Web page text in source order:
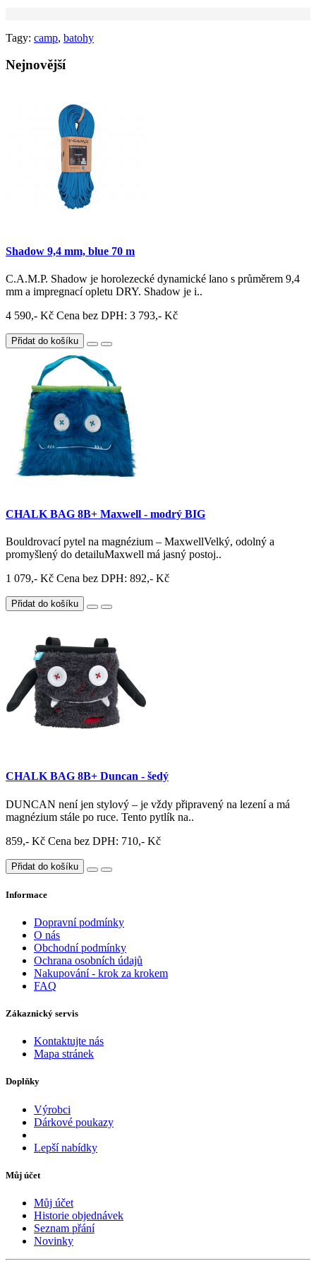
Tagy: camp, batohy
Nejnovější
Shadow 9,4 mm, blue 70 m
C.A.M.P. Shadow je horolezecké dynamické lano s průměrem 9,4
mm a impregnací opletu DRY. Shadow je i..
4 590,- Kč Cena bez DPH: 3 793,- Kč
Přidat do košíku
CHALK BAG 8B+ Maxwell - modrý BIG
Bouldrovací pytel na magnézium – MaxwellVelký, odolný a
promyšlený do detailuMaxwell má jasný postoj..
1 079,- Kč Cena bez DPH: 892,- Kč
Přidat do košíku
CHALK BAG 8B+ Duncan - šedý
DUNCAN není jen stylový – je vždy připravený na lezení a má
magnézium stále po ruce. Tento pytlík na..
859,- Kč Cena bez DPH: 710,- Kč
Přidat do košíku
Informace
Dopravní podmínky
O nás
Obchodní podmínky
Ochrana osobních údajů
Nakupování - krok za krokem
FAQ
Zákaznický servis
Kontaktujte nás
Mapa stránek
Doplňky
Výrobci
Dárkové poukazy
Lepší nabídky
Můj účet
Můj účet
Historie objednávek
Seznam přání
Novinky